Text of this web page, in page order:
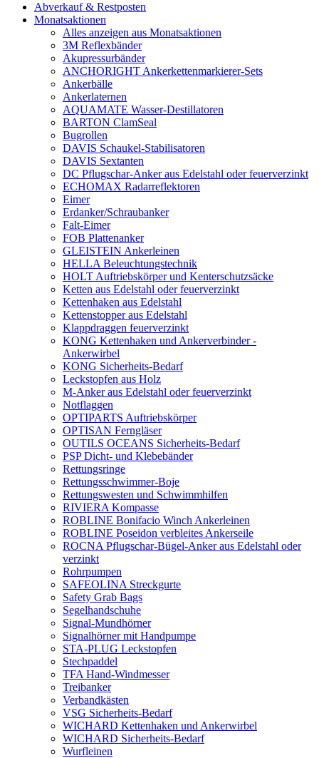
Abverkauf & Restposten
Monatsaktionen
Alles anzeigen aus Monatsaktionen
3M Reflexbänder
Akupressurbänder
ANCHORIGHT Ankerkettenmarkierer-Sets
Ankerbälle
Ankerlaternen
AQUAMATE Wasser-Destillatoren
BARTON ClamSeal
Bugrollen
DAVIS Schaukel-Stabilisatoren
DAVIS Sextanten
DC Pflugschar-Anker aus Edelstahl oder feuerverzinkt
ECHOMAX Radarreflektoren
Eimer
Erdanker/Schraubanker
Falt-Eimer
FOB Plattenanker
GLEISTEIN Ankerleinen
HELLA Beleuchtungstechnik
HOLT Auftriebskörper und Kenterschutzsäcke
Ketten aus Edelstahl oder feuerverzinkt
Kettenhaken aus Edelstahl
Kettenstopper aus Edelstahl
Klappdraggen feuerverzinkt
KONG Kettenhaken und Ankerverbinder -
Ankerwirbel
KONG Sicherheits-Bedarf
Leckstopfen aus Holz
M-Anker aus Edelstahl oder feuerverzinkt
Notflaggen
OPTIPARTS Auftriebskörper
OPTISAN Ferngläser
OUTILS OCEANS Sicherheits-Bedarf
PSP Dicht- und Klebebänder
Rettungsringe
Rettungsschwimmer-Boje
Rettungswesten und Schwimmhilfen
RIVIERA Kompasse
ROBLINE Bonifacio Winch Ankerleinen
ROBLINE Poseidon verbleites Ankerseile
ROCNA Pflugschar-Bügel-Anker aus Edelstahl oder
verzinkt
Rohrpumpen
SAFEOLINA Streckgurte
Safety Grab Bags
Segelhandschuhe
Signal-Mundhörner
Signalhörner mit Handpumpe
STA-PLUG Leckstopfen
Stechpaddel
TFA Hand-Windmesser
Treibanker
Verbandkästen
VSG Sicherheits-Bedarf
WICHARD Kettenhaken und Ankerwirbel
WICHARD Sicherheits-Bedarf
Wurfleinen